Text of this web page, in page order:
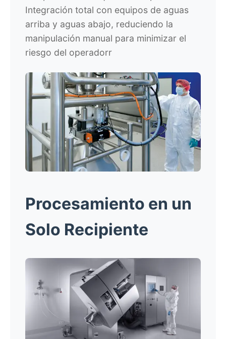
Integración total con equipos de aguas
arriba y aguas abajo, reduciendo la
manipulación manual para minimizar el
riesgo del operadorr
Procesamiento en un
Solo Recipiente